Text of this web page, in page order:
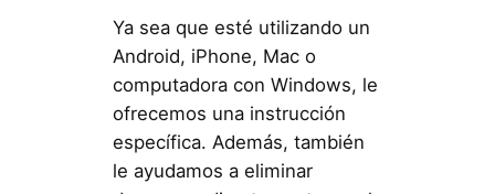
Ya sea que esté utilizando un
Android, iPhone, Mac o
computadora con Windows, le
ofrecemos una instrucción
específica. Además, también
le ayudamos a eliminar